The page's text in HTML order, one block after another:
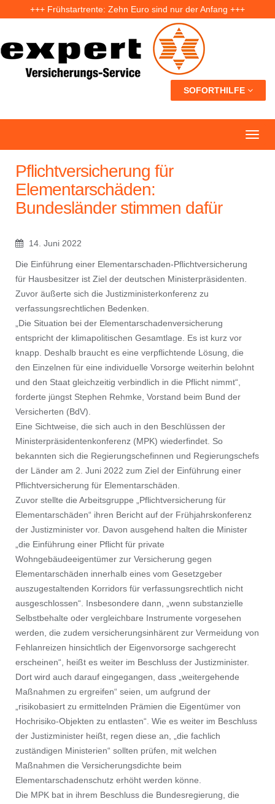
+++ Frühstartrente: Zehn Euro sind nur der Anfang +++
SOFORTHILFE
Pflichtversicherung für
Elementarschäden:
Bundesländer stimmen dafür
14. Juni 2022
Die Einführung einer Elementarschaden-Pflichtversicherung
für Hausbesitzer ist Ziel der deutschen Ministerpräsidenten.
Zuvor äußerte sich die Justizministerkonferenz zu
verfassungsrechtlichen Bedenken.
„Die Situation bei der Elementarschadenversicherung
entspricht der klimapolitischen Gesamtlage. Es ist kurz vor
knapp. Deshalb braucht es eine verpflichtende Lösung, die
den Einzelnen für eine individuelle Vorsorge weiterhin belohnt
und den Staat gleichzeitig verbindlich in die Pflicht nimmt“,
forderte jüngst Stephen Rehmke, Vorstand beim Bund der
Versicherten (BdV).
Eine Sichtweise, die sich auch in den Beschlüssen der
Ministerpräsidentenkonferenz (MPK) wiederfindet. So
bekannten sich die Regierungschefinnen und Regierungschefs
der Länder am 2. Juni 2022 zum Ziel der Einführung einer
Pflichtversicherung für Elementarschäden.
Zuvor stellte die Arbeitsgruppe „Pflichtversicherung für
Elementarschäden“ ihren Bericht auf der Frühjahrskonferenz
der Justizminister vor. Davon ausgehend halten die Minister
„die Einführung einer Pflicht für private
Wohngebäudeeigentümer zur Versicherung gegen
Elementarschäden innerhalb eines vom Gesetzgeber
auszugestaltenden Korridors für verfassungsrechtlich nicht
ausgeschlossen“. Insbesondere dann, „wenn substanzielle
Selbstbehalte oder vergleichbare Instrumente vorgesehen
werden, die zudem versicherungsinhärent zur Vermeidung von
Fehlanreizen hinsichtlich der Eigenvorsorge sachgerecht
erscheinen“, heißt es weiter im Beschluss der Justizminister.
Dort wird auch darauf eingegangen, dass „weitergehende
Maßnahmen zu ergreifen“ seien, um aufgrund der
„risikobasiert zu ermittelnden Prämien die Eigentümer von
Hochrisiko-Objekten zu entlasten“. Wie es weiter im Beschluss
der Justizminister heißt, regen diese an, „die fachlich
zuständigen Ministerien“ sollten prüfen, mit welchen
Maßnahmen die Versicherungsdichte beim
Elementarschadenschutz erhöht werden könne.
Die MPK bat in ihrem Beschluss die Bundesregierung, die